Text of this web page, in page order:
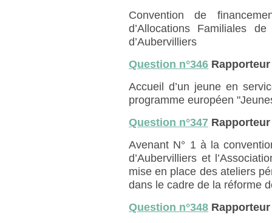
Convention de
d’Allocations Familiales
d’Aubervilliers
Question n°346
Accueil d’un jeune en
programme européen
Question n°347
Avenant N° 1 à la
d’Aubervilliers et
mise en place des ateliers
dans le cadre de la réforme
Question n°348